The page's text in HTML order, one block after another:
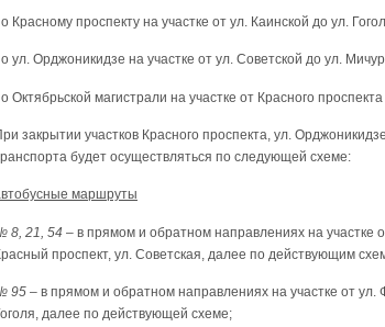
Красному проспекту на участке от ул. Каинской до ул.
ул. Орджоникидзе на участке от ул. Советской до ул.
Октябрьской магистрали на участке от Красного
закрытии участков Красного проспекта, ул.
будет осуществляться по следующей схеме:
маршруты
8, 21, 54 – в прямом и обратном направлениях на участке
проспект, ул. Советская, далее по действующим
95 – в прямом и обратном направлениях на участке от
далее по действующей схеме;